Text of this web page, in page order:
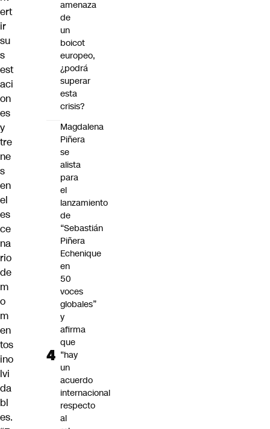
ert
ir
su
s
est
aci
on
es
y
tre
ne
s
en
el
es
ce
na
rio
de
m
o
m
en
tos
ino
lvi
da
bl
es.
amenaza
de
un
boicot
europeo,
¿podrá
superar
esta
crisis?
Magdalena
Piñera
se
alista
para
el
lanzamiento
de
“Sebastián
Piñera
Echenique
en
50
voces
globales”
y
afirma
que
“hay
un
acuerdo
internacional
respecto
al